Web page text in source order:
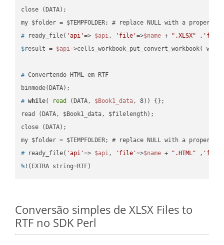
close (DATA);
# ready_file( 'api'=> $api, 'file'=>$name + ".XLSX" ,
$result = $api->cells_workbook_put_convert_workbook(
# Convertendo HTML em RTF
# while( read (DATA, $Book1_data, 8)) {};
read (DATA, $Book1_data, $filelength);
close (DATA);
# ready_file( 'api'=> $api, 'file'=>$name + ".HTML" ,
% !(EXTRA string=RTF)
Conversão simples de XLSX Files to
RTF no SDK Perl